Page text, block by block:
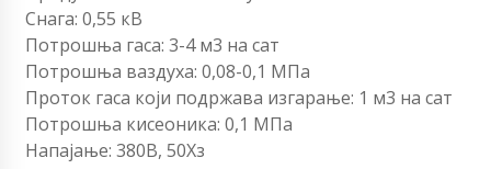
Снага: 0,55 кВ
Потрошња гаса: 3-4 м3 на сат
Потрошња ваздуха: 0,08-0,1 МПа
Проток гаса који подржава изгарање: 1 м3 на сат
Потрошња кисеоника: 0,1 МПа
Напајање: 380В, 50Хз